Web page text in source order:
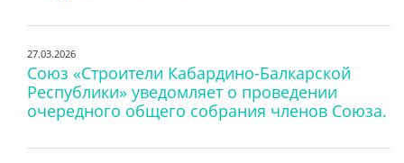
27.03.2026
Союз «Строители Кабардино-Балкарской
Республики» уведомляет о проведении
очередного общего собрания членов Союза.